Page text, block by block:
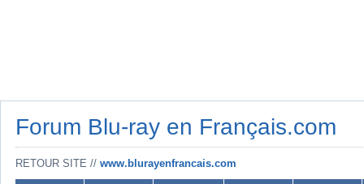
Forum Blu-ray en Français.com
RETOUR SITE // www.blurayenfrancais.com